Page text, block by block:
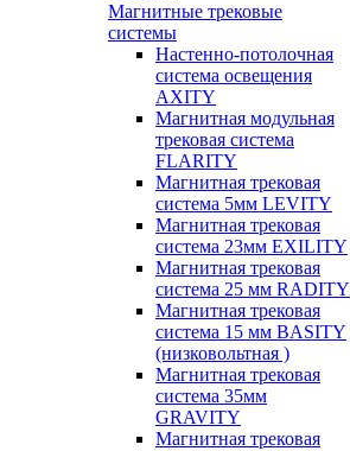
Магнитные трековые
системы
Настенно-потолочная
система освещения
AXITY
Магнитная модульная
трековая система
FLARITY
Магнитная трековая
система 5мм LEVITY
Магнитная трековая
система 23мм EXILITY
Магнитная трековая
система 25 мм RADITY
Магнитная трековая
система 15 мм BASITY
(низковольтная )
Магнитная трековая
система 35мм
GRAVITY
Магнитная трековая